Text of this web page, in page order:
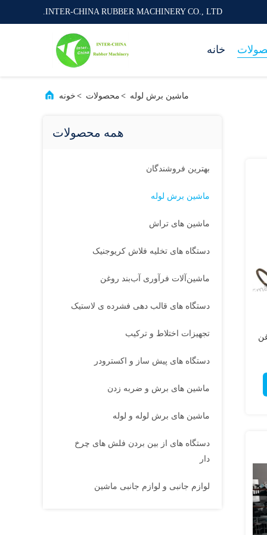
INTER-CHINA RUBBER MACHINERY CO., LTD.
خانه
خونه > محصولات > ماشین برش لوله
همه محصولات
بهترین فروشندگان
ماشین برش لوله
ماشین های تراش
دستگاه های تخلیه فلاش کریوجنیک
ماشین‌آلات فرآوری آب‌بند روغن
دستگاه های قالب دهی فشرده ی لاستیک
تجهیزات اختلاط و ترکیب
دستگاه های پیش ساز و اکسترودر
ماشین های برش و ضربه زدن
ماشین های برش لوله و لوله
دستگاه های از بین بردن فلش های چرخ
دار
لوازم جانبی و لوازم جانبی ماشین